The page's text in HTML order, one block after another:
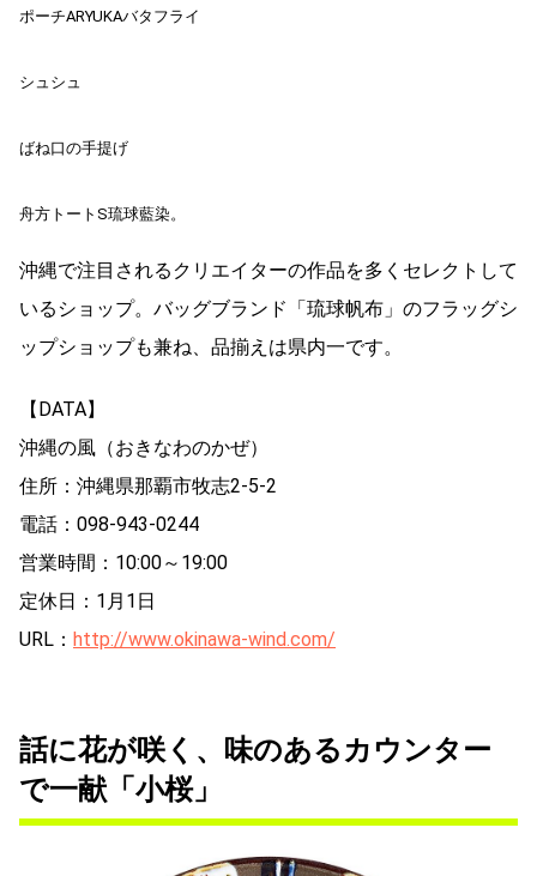
ポーチARYUKAバタフライ
シュシュ
ばね口の手提げ
舟方トートS琉球藍染。
沖縄で注目されるクリエイターの作品を多くセレクトして
いるショップ。バッグブランド「琉球帆布」のフラッグシ
ップショップも兼ね、品揃えは県内一です。
【DATA】
沖縄の風（おきなわのかぜ）
住所：沖縄県那覇市牧志2-5-2
電話：098-943-0244
営業時間：10:00～19:00
定休日：1月1日
URL： http://www.okinawa-wind.com/
話に花が咲く、味のあるカウンター
で一献「小桜」